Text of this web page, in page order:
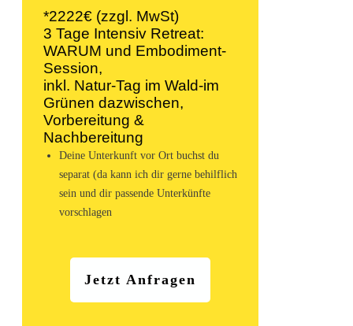
*2222€ (zzgl. MwSt)
3 Tage Intensiv Retreat:
WARUM und Embodiment-
Session,
inkl. Natur-Tag im Wald-im
Grünen dazwischen,
Vorbereitung &
Nachbereitung
Deine Unterkunft vor Ort buchst du
separat (da kann ich dir gerne behilflich
sein und dir passende Unterkünfte
vorschlagen
Jetzt Anfragen